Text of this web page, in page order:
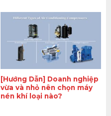
[Hướng Dẫn] Doanh nghiệp
vừa và nhỏ nên chọn máy
nén khí loại nào?